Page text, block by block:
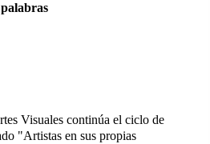
Visuales continúa el ciclo de
"Artistas en sus propias